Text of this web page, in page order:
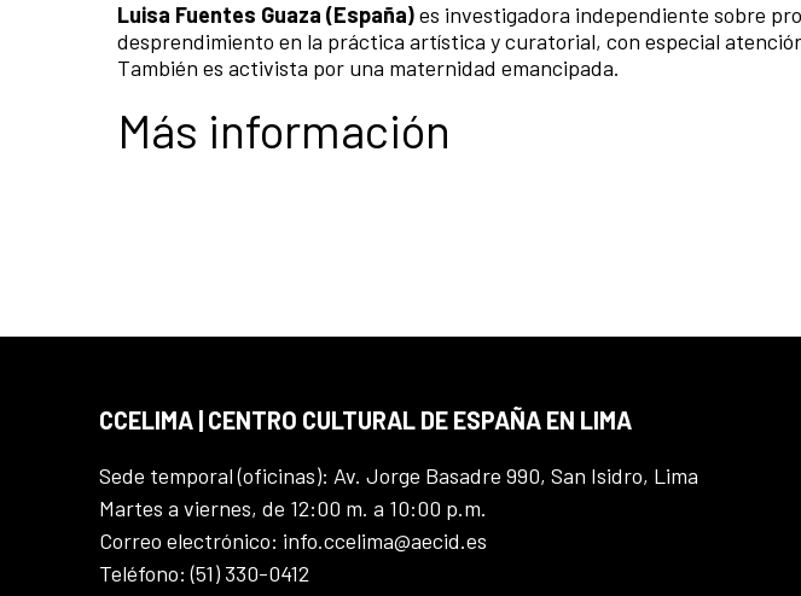
Luisa Fuentes Guaza (España)es investigadora independiente sobre
desprendimiento en la práctica artística y curatorial, con especial
También es activista por una maternidad emancipada.
Más información
CCELIMA | CENTRO CULTURAL DE ESPAÑA EN LIMA
Sede temporal (oficinas): Av. Jorge Basadre 990, San Isidro, Lima
Martes a viernes, de 12:00 m. a 10:00 p.m.
Correo electrónico: info.ccelima@aecid.es
Teléfono: (51) 330-0412